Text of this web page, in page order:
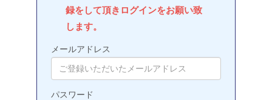
録をして頂きログインをお願い致
します。
メールアドレス
パスワード